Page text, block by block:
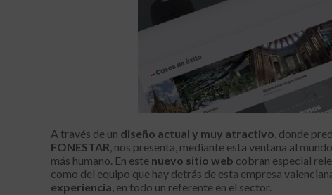
A través de un diseño actual y muy atractivo, donde
FONESTAR, nos presenta, mediante esta ventana al
más humano. En este nuevo sitio web cobran especial
como del equipo que hay detrás de esta empresa
experiencia, en todo un referente en el sector.